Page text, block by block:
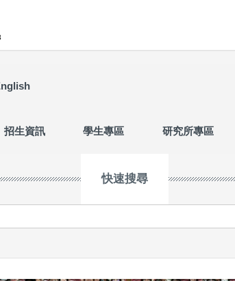
招生資訊 學生專區 研究所專區
快速搜尋